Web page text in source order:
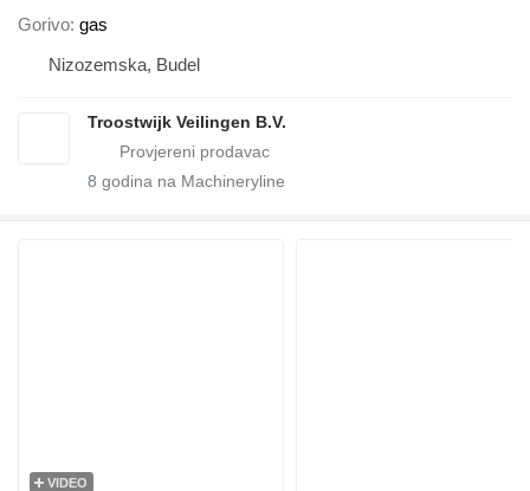
Gorivo gas
Nizozemska, Budel
Troostwijk Veilingen B.V.
8 godina na Machineryline
VIDEO